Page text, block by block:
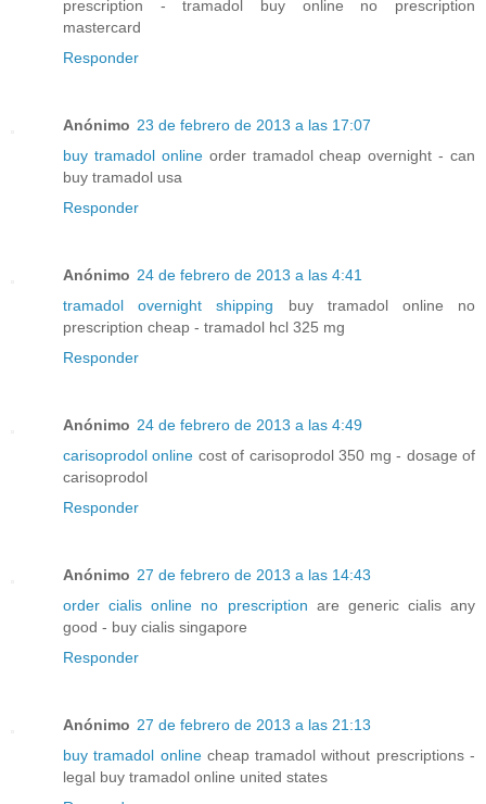
prescription - tramadol buy online no prescription
mastercard
Responder
Anónimo 23 de febrero de 2013 a las 17:07
buy tramadol onlineorder tramadol cheap overnight - can
buy tramadol usa
Responder
Anónimo 24 de febrero de 2013 a las 4:41
tramadol overnight shipping buy tramadol online no
prescription cheap - tramadol hcl 325 mg
Responder
Anónimo 24 de febrero de 2013 a las 4:49
carisoprodol online cost of carisoprodol 350 mg - dosage of
carisoprodol
Responder
Anónimo 27 de febrero de 2013 a las 14:43
order cialis online no prescription are generic cialis any
good - buy cialis singapore
Responder
Anónimo 27 de febrero de 2013 a las 21:13
buy tramadol onlinecheap tramadol without prescriptions -
legal buy tramadol online united states